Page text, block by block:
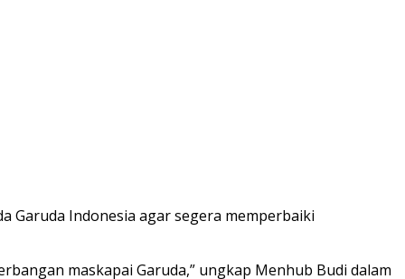
Garuda Indonesia agar segera memperbaiki
maskapai Garuda,” ungkap Menhub Budi dalam